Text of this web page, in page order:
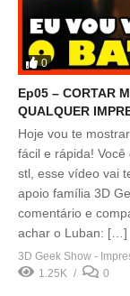
0
Ep05 – CORTAR
QUALQUER
Hoje vou te
fácil e rápida!
stl, esse vídeo vai
apoio família 3D
comentário e
achar o Luban: […]
3D Geek Show -
1.25K
0